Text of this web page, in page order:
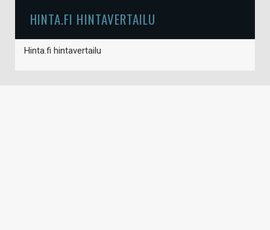
HINTA.FI HINTAVERTAILU
Hinta.fi hintavertailu